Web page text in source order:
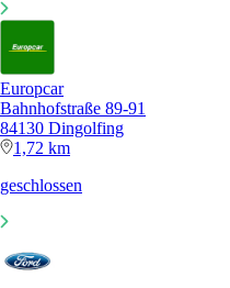
Europcar
Bahnhofstraße 89-91
84130 Dingolfing
1,72 km
geschlossen